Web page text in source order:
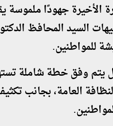
جهودًا ملموسة
السيد المحافظ
للمواطنين.
يتم وفق خطة شاملة
العامة، بجانب